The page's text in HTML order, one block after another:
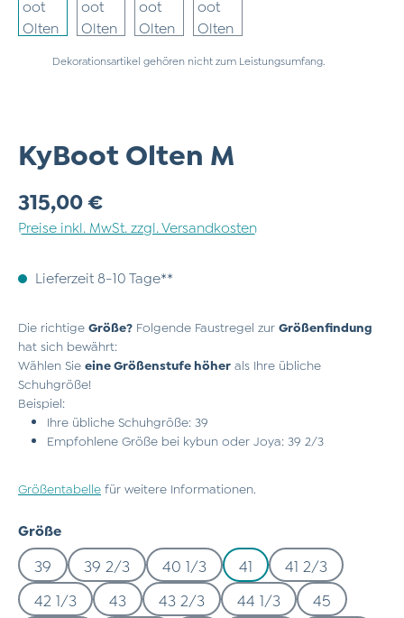
Dekorationsartikel gehören nicht zum Leistungsumfang.
KyBoot Olten M
Regulärer Preis:
315,00 €
Preise inkl. MwSt. zzgl. Versandkosten
Lieferzeit 8-10 Tage**
Die richtige Größe? Folgende Faustregel zur Größenfindung
hat sich bewährt:
Wählen Sie eine Größenstufe höher als Ihre übliche
Schuhgröße!
Beispiel:
Ihre übliche Schuhgröße: 39
Empfohlene Größe bei kybun oder Joya: 39 2/3
Größentabelle für weitere Informationen.
Größeauswählen
39 39 2/3 40 1/3 41
41 2/3
42 1/3
43 43 2/3 44 1/3
45